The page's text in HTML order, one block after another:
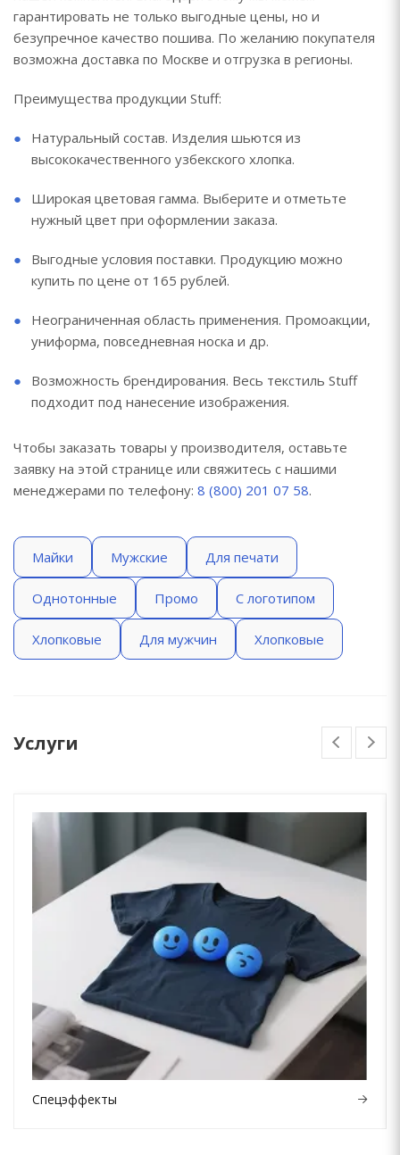
гарантировать не только выгодные цены, но и
безупречное качество пошива. По желанию покупателя
возможна доставка по Москве и отгрузка в регионы.
Преимущества продукции Stuff:
Натуральный состав. Изделия шьются из
высококачественного узбекского хлопка.
Широкая цветовая гамма. Выберите и отметьте
нужный цвет при оформлении заказа.
Выгодные условия поставки. Продукцию можно
купить по цене от 165 рублей.
Неограниченная область применения. Промоакции,
униформа, повседневная носка и др.
Возможность брендирования. Весь текстиль Stuff
подходит под нанесение изображения.
Чтобы заказать товары у производителя, оставьте
заявку на этой странице или свяжитесь с нашими
менеджерами по телефону: 8 (800) 201 07 58.
Майки Мужские Для печати
Однотонные Промо С логотипом
Хлопковые Для мужчин Хлопковые
Услуги
Спецэффекты